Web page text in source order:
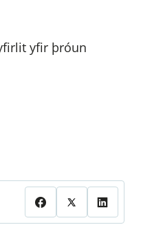
yfir þróun